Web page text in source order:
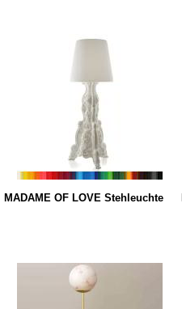
MADAME OF LOVE Stehleuchte